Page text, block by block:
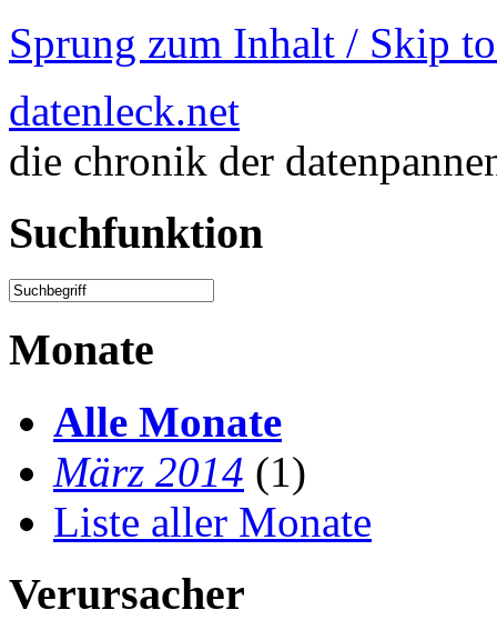
Sprung zum Inhalt / Skip
datenleck.net
die chronik der
Suchfunktion
Monate
Alle Monate
März 2014 (1)
Liste aller Monate
Verursacher